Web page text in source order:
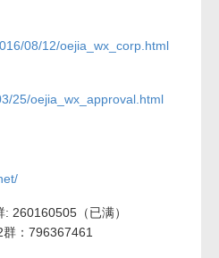
08/12/oejia_wx_corp.html
25/oejia_wx_approval.html
260160505（已满）
：796367461